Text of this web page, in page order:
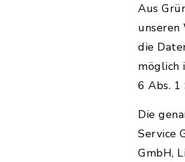
Aus
unseren
die
möglich
6 Abs. 1
Die
Service
GmbH,